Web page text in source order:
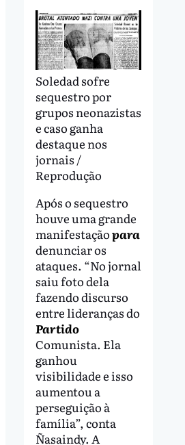
Soledad sofre
sequestro por
grupos neonazistas
e caso ganha
destaque nos
jornais /
Reprodução
Após o sequestro
houve uma grande
manifestaçãopara
denunciar os
ataques. “No jornal
saiu foto dela
fazendo discurso
entre lideranças do
Partido
Comunista. Ela
ganhou
visibilidade e isso
aumentou a
perseguição à
família”, conta
Ñasaindy. A